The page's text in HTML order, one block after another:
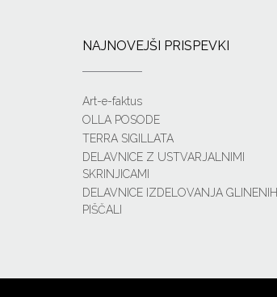
NAJNOVEJŠI PRISPEVKI
Art-e-faktus
OLLA POSODE
TERRA SIGILLATA
DELAVNICE Z USTVARJALNIMI
SKRINJICAMI
DELAVNICE IZDELOVANJA GLINENIH
PIŠČALI